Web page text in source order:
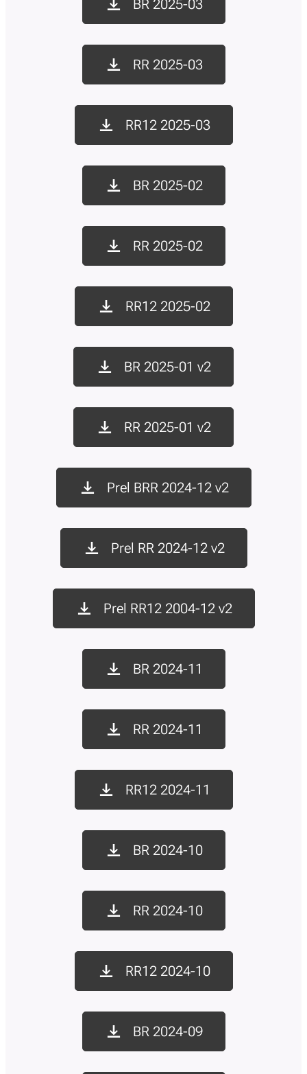
BR 2025-03
RR 2025-03
RR12 2025-03
BR 2025-02
RR 2025-02
RR12 2025-02
BR 2025-01 v2
RR 2025-01 v2
Prel BRR 2024-12 v2
Prel RR 2024-12 v2
Prel RR12 2004-12 v2
BR 2024-11
RR 2024-11
RR12 2024-11
BR 2024-10
RR 2024-10
RR12 2024-10
BR 2024-09